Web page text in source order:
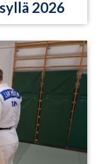
2026